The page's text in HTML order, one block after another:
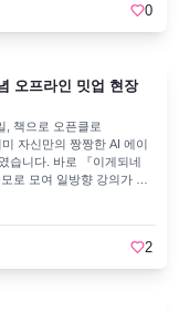
데미는 AI 실무 교육을 통
교육 프로그램입니다
한 프롬프트 엔지니어링
③ 바이브 코딩 기초: 바이
로드 코드 & 바이브 코딩
산 금정구 금샘로 485번길
공식 수료증 발급-수료
상세 내용은하단 신청 링
0
오프라인 밋업 현장
, 책으로 오픈클로
자신만의 짱짱한 AI 에이
습니다. 바로 『이게되네
로 모여 일방향 강의가 아
브한 분위기로 꽉 채워졌
트: 오픈클로의 현재와 다
했는지, 그리고 앞으로 마
흥미진진한 로드맵을 들을
2